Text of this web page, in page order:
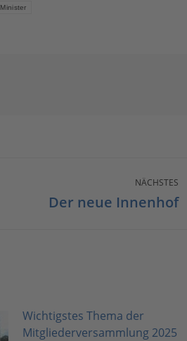
Minister
NÄCHSTES
Der neue Innenhof
Wichtigstes Thema der
Mitgliederversammlung 2025